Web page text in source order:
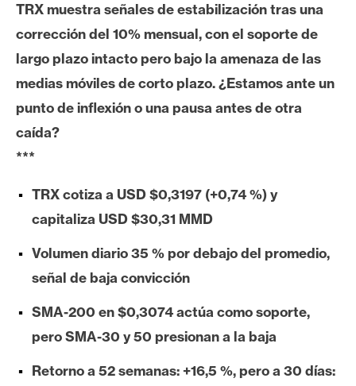
t
c
o
i
n
h
e
e
u
I
A
TRX muestra señales de estabilización tras una
corrección del 10% mensual, con el soporte de
largo plazo intacto pero bajo la amenaza de las
medias móviles de corto plazo. ¿Estamos ante un
punto de inflexión o una pausa antes de otra
caída?
***
TRX cotiza a USD $0,3197 (+0,74 %) y
capitaliza USD $30,31 MMD
Volumen diario 35 % por debajo del promedio,
señal de baja convicción
SMA-200 en $0,3074 actúa como soporte,
pero SMA-30 y 50 presionan a la baja
Retorno a 52 semanas: +16,5 %, pero a 30 días: